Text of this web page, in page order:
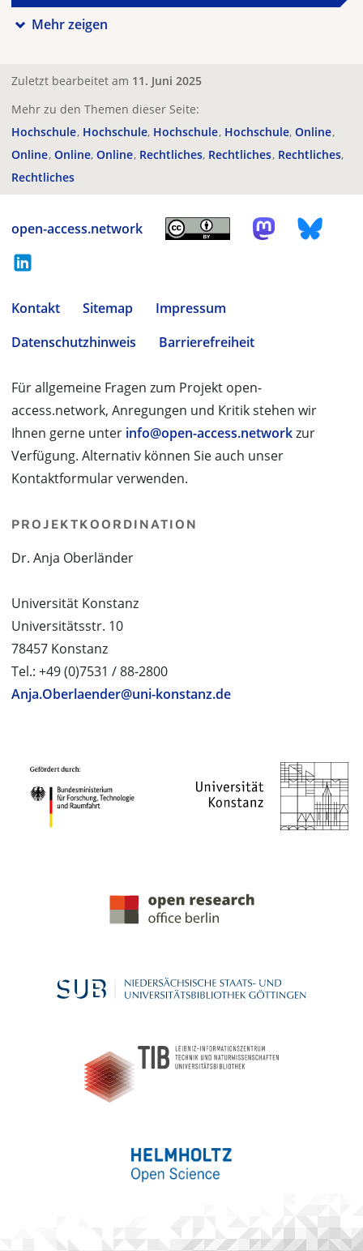
Mehr zeigen
Zuletzt bearbeitet am 11. Juni 2025
Mehr zu den Themen dieser Seite:
Hochschule Hochschule Hochschule Hochschule Online
Online Online Online Rechtliches Rechtliches Rechtliches
Rechtliches
open-access.network
Kontakt Sitemap
Impressum
Datenschutzhinweis
Barrierefreiheit
Für allgemeine Fragen zum Projekt open-
access.network, Anregungen und Kritik stehen wir
Ihnen gerne unter info@open-access.networkzur
Verfügung. Alternativ können Sie auch unser
Kontaktformular verwenden.
PROJEKTKOORDINATION
Dr. Anja Oberländer
Universität Konstanz
Universitätsstr. 10
78457 Konstanz
Tel.: +49 (0)7531 / 88-2800
Anja.Oberlaender@uni-konstanz.de